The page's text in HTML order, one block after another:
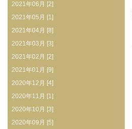
2021年06月 [2]
2021年05月 [1]
2021年04月 [8]
2021年03月 [3]
2021年02月 [2]
2021年01月 [9]
2020年12月 [4]
2020年11月 [1]
2020年10月 [3]
2020年09月 [5]